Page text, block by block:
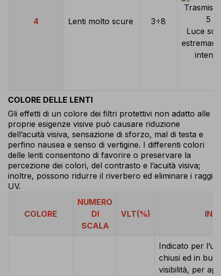
4 Lenti molto scure
3÷8
Luce
intensa
COLORE DELLE LENTI
Gli effetti di un colore dei filtri protettivi non adatto alle
proprie esigenze visive può causare riduzione
dell’acuità visiva, sensazione di sforzo, mal di testa e
perfino nausea e senso di vertigine. I differenti colori
delle lenti consentono di favorire o preservare la
percezione dei colori, del contrasto e l’acuità visiva;
inoltre, possono ridurre il riverbero ed eliminare i raggi
UV.
COLORE
NUMERO
DI
SCALA
VLT(%)
Indicato per
chiusi ed in
visibilità, per